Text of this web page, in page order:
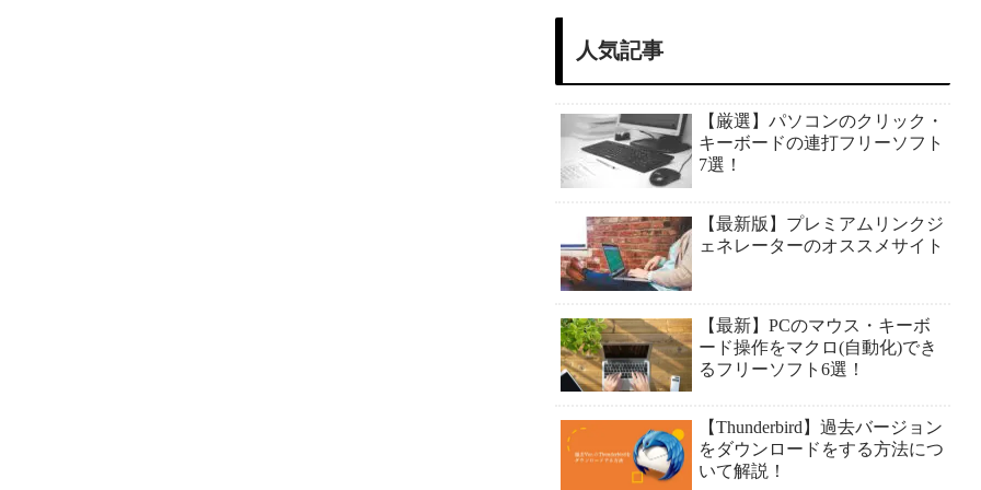
人気記事
【厳選】パソコンのクリック・
キーボードの連打フリーソフト
7選！
【最新版】プレミアムリンクジ
ェネレーターのオススメサイト
【最新】PCのマウス・キーボ
ード操作をマクロ(自動化)でき
るフリーソフト6選！
【Thunderbird】過去バージョン
をダウンロードをする方法につ
いて解説！